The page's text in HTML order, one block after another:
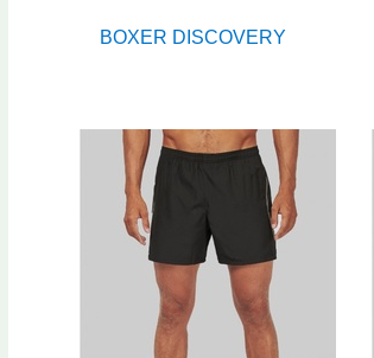
BOXER DISCOVERY